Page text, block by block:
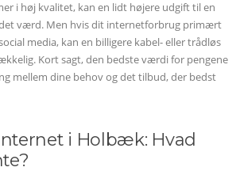
i høj kvalitet, kan en lidt højere udgift til en
værd. Men hvis dit internetforbrug primært
media, kan en billigere kabel- eller trådløs
Kort sagt, den bedste værdi for pengene
mellem dine behov og det tilbud, der bedst
i Holbæk: Hvad